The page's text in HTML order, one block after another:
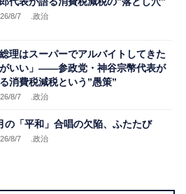
8/7 .政治
総理はスーパーでアルバイトしてきた
いい」――参政党・神谷宗幣代表が
消費税減税という”愚策”
8/7 .政治
の「平和」合唱の欠陥、ふたたび
8/7 .政治